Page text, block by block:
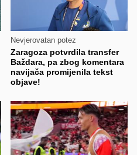
Nevjerovatan potez
Zaragoza potvrdila transfer
Baždara, pa zbog komentara
navijača promijenila tekst
objave!